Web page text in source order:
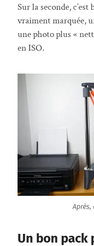
Sur la seconde,
vraiment marquée,
une photo plus «
en ISO.
Après,
Un bon pack